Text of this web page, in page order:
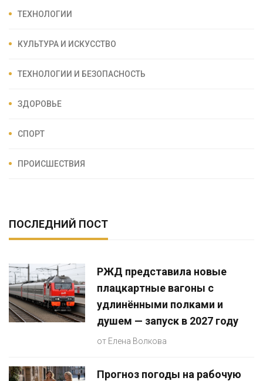
ТЕХНОЛОГИИ
КУЛЬТУРА И ИСКУССТВО
ТЕХНОЛОГИИ И БЕЗОПАСНОСТЬ
ЗДОРОВЬЕ
СПОРТ
ПРОИСШЕСТВИЯ
ПОСЛЕДНИЙ ПОСТ
РЖД представила новые
плацкартные вагоны с
удлинёнными полками и
душем — запуск в 2027 году
от Елена Волкова
Прогноз погоды на рабочую